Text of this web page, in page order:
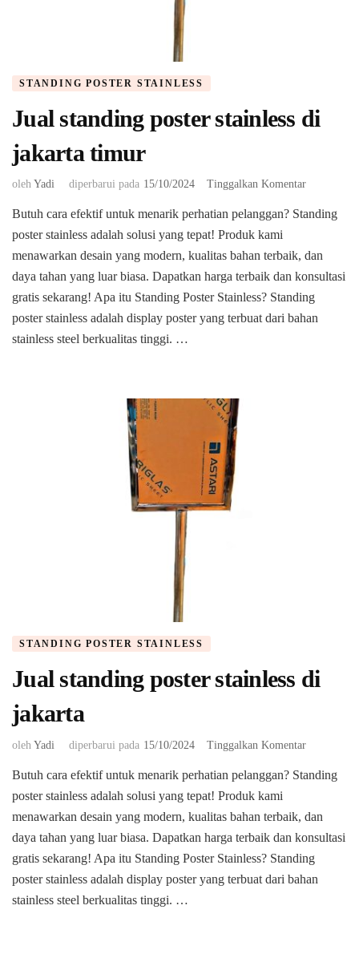
STANDING POSTER STAINLESS
Jual standing poster stainless di
jakarta timur
oleh Yadi diperbarui pada 15/10/2024 Tinggalkan Komentarpada
standing
stainless
jakarta
timur
Butuh cara efektif untuk menarik perhatian pelanggan? Standing
poster stainless adalah solusi yang tepat! Produk kami
menawarkan desain yang modern, kualitas bahan terbaik, dan
daya tahan yang luar biasa. Dapatkan harga terbaik dan konsultasi
gratis sekarang! Apa itu Standing Poster Stainless? Standing
poster stainless adalah display poster yang terbuat dari bahan
stainless steel berkualitas tinggi. …
STANDING POSTER STAINLESS
Jual standing poster stainless di
jakarta
oleh Yadi diperbarui pada 15/10/2024 Tinggalkan Komentarpada
standing
stainless
jakarta
Butuh cara efektif untuk menarik perhatian pelanggan? Standing
poster stainless adalah solusi yang tepat! Produk kami
menawarkan desain yang modern, kualitas bahan terbaik, dan
daya tahan yang luar biasa. Dapatkan harga terbaik dan konsultasi
gratis sekarang! Apa itu Standing Poster Stainless? Standing
poster stainless adalah display poster yang terbuat dari bahan
stainless steel berkualitas tinggi. …